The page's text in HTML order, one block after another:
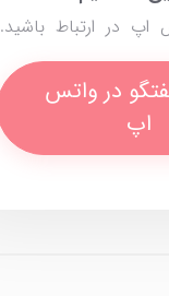
در ارتباط باشید.
در واتس
اپ